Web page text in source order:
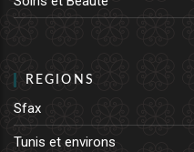
REGIONS
Sfax
Tunis et environs